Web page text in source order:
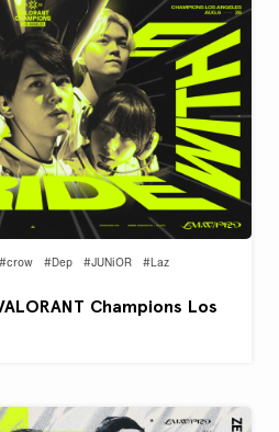
#crow #Dep #JUNiOR
#Laz
Champions Los